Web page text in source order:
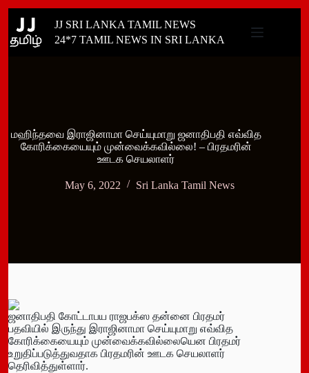
content
JJ SRI LANKA TAMIL NEWS
24*7 TAMIL NEWS IN SRI LANKA
மஹிந்தவை இராஜினாமா செய்யுமாறு ஜனாதிபதி எவ்வித
கோரிக்கையையும் முன்வைக்கவில்லை! – பிரதமரின்
ஊடக செயலாளர்
May 6, 2022 Sri Lanka Tamil News
ஜனாதிபதி கோட்டாபய ராஜபக்ஸ தன்னை பிரதமர்
பதவியில் இருந்து இராஜினாமா செய்யுமாறு எவ்வித
கோரிக்கையையும் முன்வைக்கவில்லையென பிரதமர்
உறுதிப்படுத்துவதாக பிரதமரின் ஊடக செயலாளர்
தெரிவித்துள்ளார்.